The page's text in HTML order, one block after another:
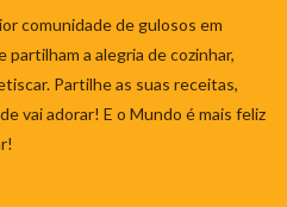
comunidade de gulosos em
a alegria de cozinhar,
Partilhe as suas receitas,
vai adorar! E o Mundo é mais feliz